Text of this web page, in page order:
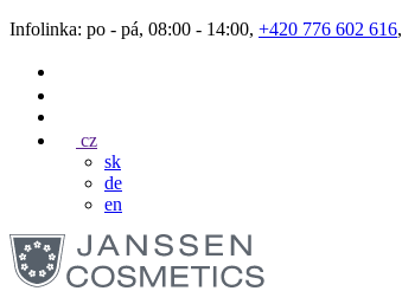
Infolinka: po - pá, 08:00 - 14:00, +420 776 602 616,
cz
sk
de
en